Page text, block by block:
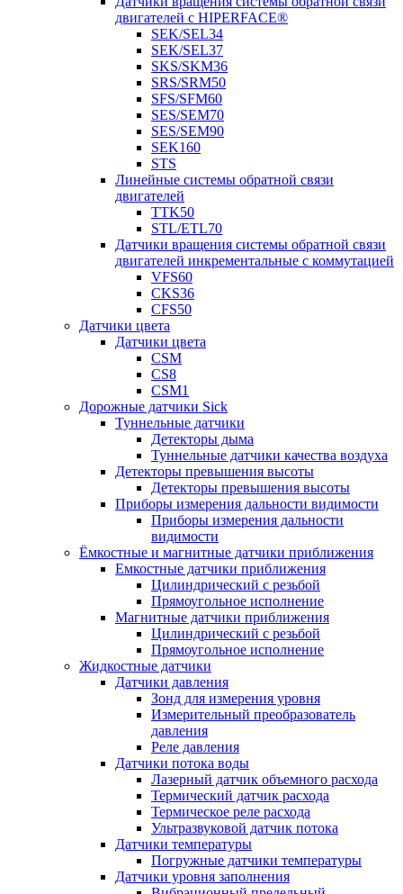
двигателей с HIPERFACE®
SEK/SEL34
SEK/SEL37
SKS/SKM36
SRS/SRM50
SFS/SFM60
SES/SEM70
SES/SEM90
SEK160
STS
Линейные системы обратной связи
двигателей
TTK50
STL/ETL70
Датчики вращения системы обратной связи
двигателей инкрементальные с коммутацией
VFS60
CKS36
CFS50
Датчики цвета
Датчики цвета
CSM
CS8
CSM1
Дорожные датчики Sick
Туннельные датчики
Детекторы дыма
Туннельные датчики качества воздуха
Детекторы превышения высоты
Детекторы превышения высоты
Приборы измерения дальности видимости
Приборы измерения дальности
видимости
Ёмкостные и магнитные датчики приближения
Емкостные датчики приближения
Цилиндрический с резьбой
Прямоугольное исполнение
Магнитные датчики приближения
Цилиндрический с резьбой
Прямоугольное исполнение
Жидкостные датчики
Датчики давления
Зонд для измерения уровня
Измерительный преобразователь
давления
Реле давления
Датчики потока воды
Лазерный датчик объемного расхода
Термический датчик расхода
Термическое реле расхода
Ультразвуковой датчик потока
Датчики температуры
Погружные датчики температуры
Датчики уровня заполнения